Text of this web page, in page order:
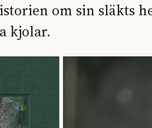
om sin släkts
kjolar.